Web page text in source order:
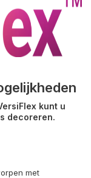
kunt u
decoreren.
met